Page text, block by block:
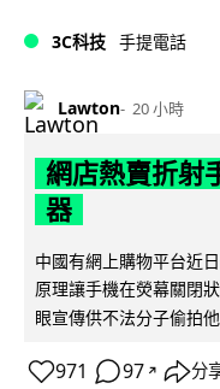
3C科技 手提電話
Lawton 20 小時
網店熱賣折射
器
中國有網上購物平台近
原理讓手機在熒幕關閉
眼宣傳供不法分子偷拍
971 97 ↗ 分